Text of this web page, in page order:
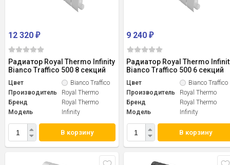
12 320 ₽
Радиатор Royal Thermo Infinity
Bianco Traffico 500 8 секций
Цвет
Bianco Traffico
Производитель
Royal Thermo
Бренд
Royal Thermo
Модель
Infinity
В корзину
9 240₽
Радиатор Royal Thermo
Bianco Traffico 500 6 секций
Цвет
Bianco Traffico
Производитель
Royal Thermo
Бренд
Royal Thermo
Модель
Infinity
В корзину